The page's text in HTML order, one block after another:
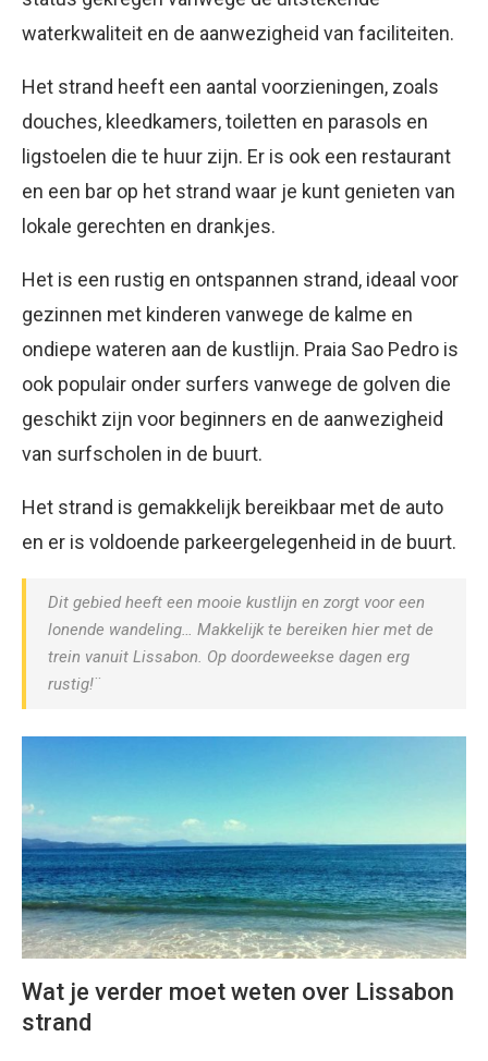
waterkwaliteit en de aanwezigheid van faciliteiten.
Het strand heeft een aantal voorzieningen, zoals
douches, kleedkamers, toiletten en parasols en
ligstoelen die te huur zijn. Er is ook een restaurant
en een bar op het strand waar je kunt genieten van
lokale gerechten en drankjes.
Het is een rustig en ontspannen strand, ideaal voor
gezinnen met kinderen vanwege de kalme en
ondiepe wateren aan de kustlijn. Praia Sao Pedro is
ook populair onder surfers vanwege de golven die
geschikt zijn voor beginners en de aanwezigheid
van surfscholen in de buurt.
Het strand is gemakkelijk bereikbaar met de auto
en er is voldoende parkeergelegenheid in de buurt.
Dit gebied heeft een mooie kustlijn en zorgt voor een
lonende wandeling… Makkelijk te bereiken hier met de
trein vanuit Lissabon. Op doordeweekse dagen erg
rustig!¨
Wat je verder moet weten over Lissabon
strand